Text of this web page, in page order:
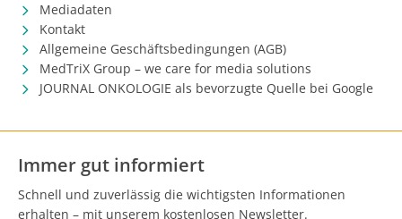
Mediadaten
Kontakt
Allgemeine Geschäftsbedingungen (AGB)
MedTriX Group – we care for media solutions
JOURNAL ONKOLOGIE als bevorzugte Quelle bei Google
Immer gut informiert
Schnell und zuverlässig die wichtigsten Informationen
erhalten – mit unserem kostenlosen Newsletter.